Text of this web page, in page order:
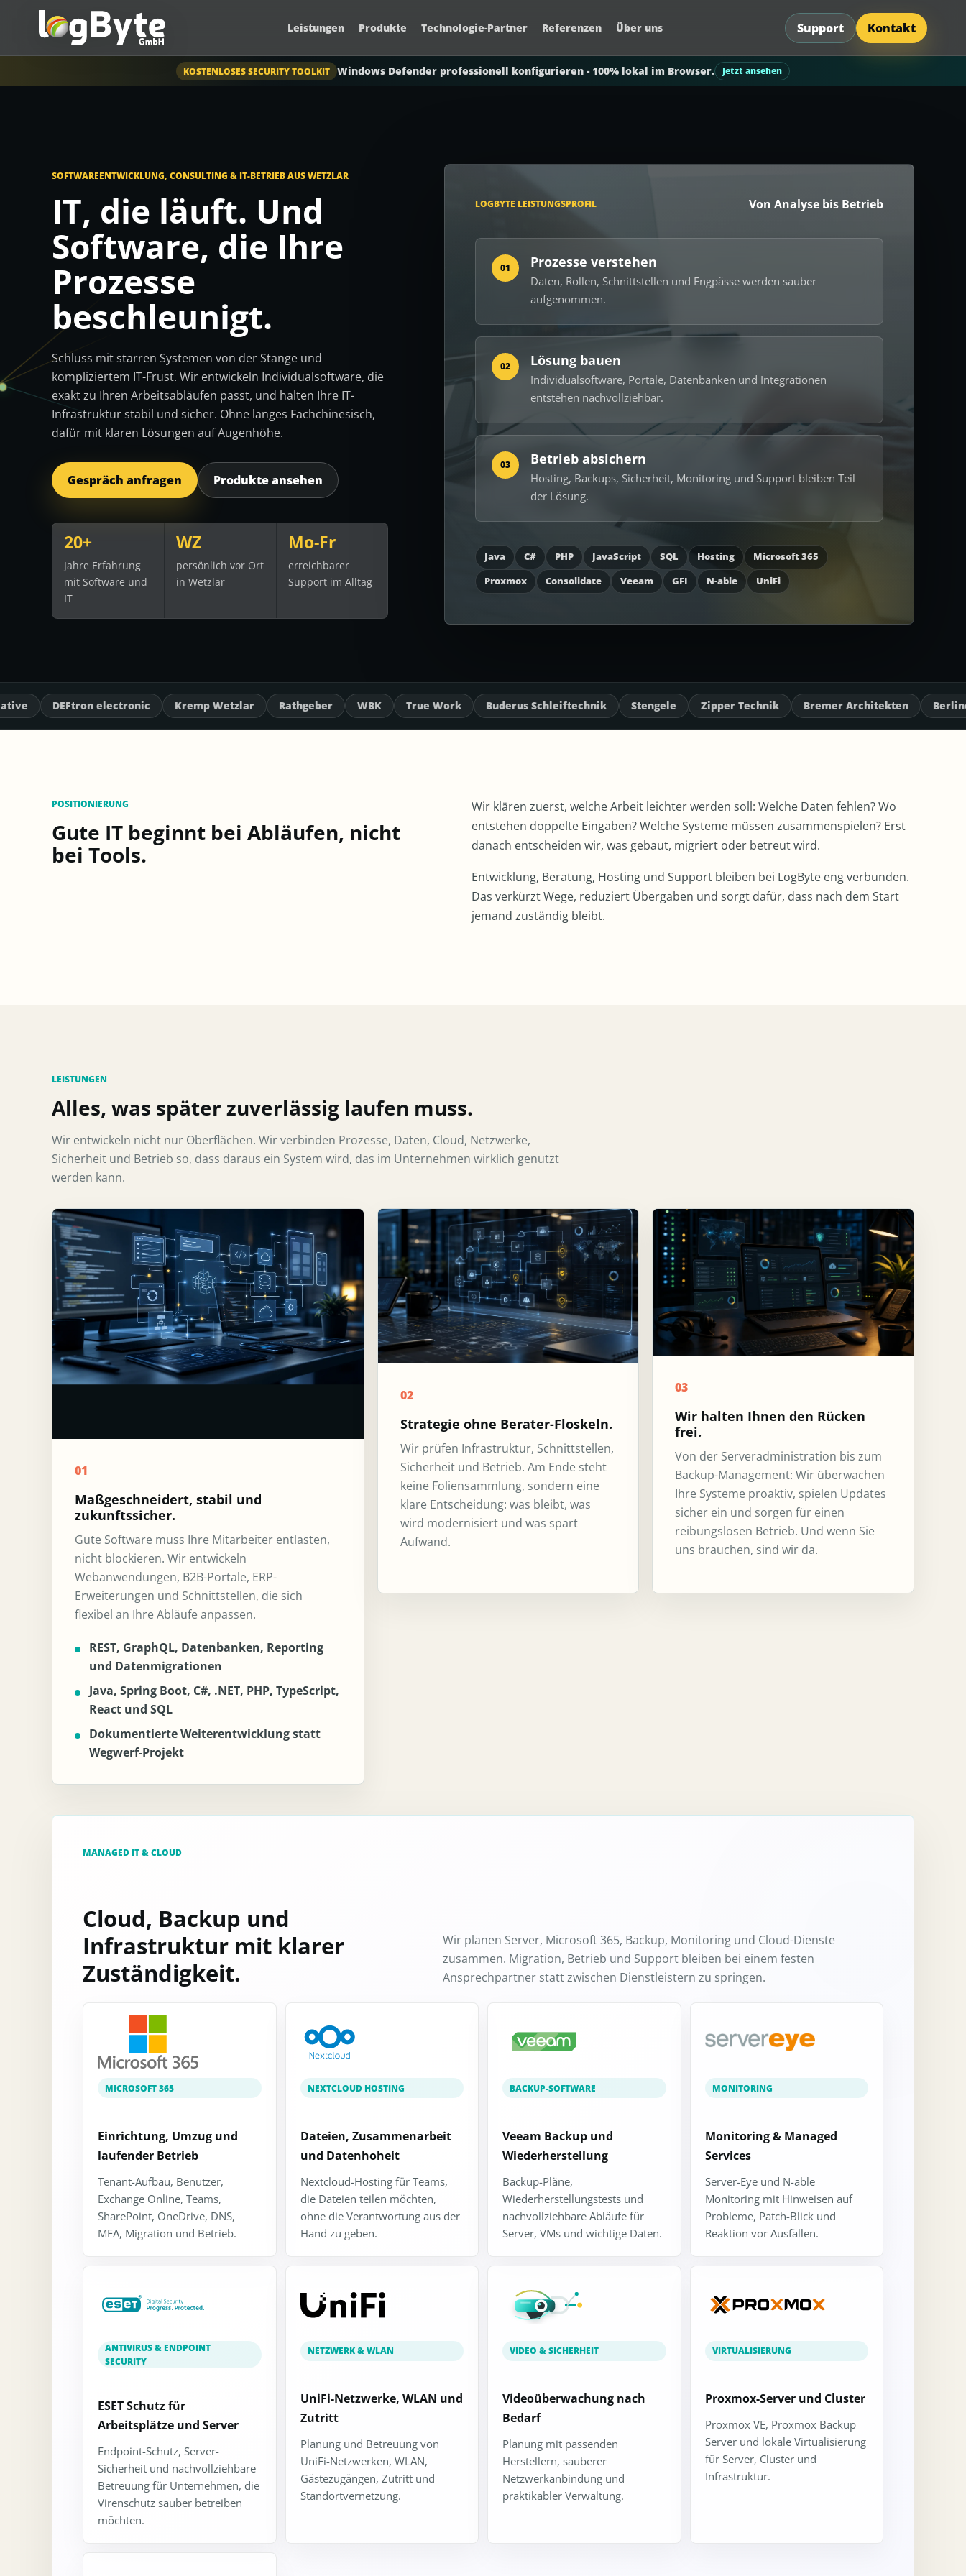
KOSTENLOSES SECURITY TOOLKIT Windows Defender professionell konfigurieren - 100% lokal im Browser. Jetzt ansehen
Leistungen Produkte Technologie-Partner Referenzen Über uns Support Kontakt
SOFTWAREENTWICKLUNG, CONSULTING & IT-BETRIEB AUS WETZLAR
IT, die läuft. Und
Software, die Ihre
Prozesse
beschleunigt.
Schluss mit starren Systemen von der Stange und
kompliziertem IT-Frust. Wir entwickeln Individualsoftware, die
exakt zu Ihren Arbeitsabläufen passt, und halten Ihre IT-
Infrastruktur stabil und sicher. Ohne langes Fachchinesisch,
dafür mit klaren Lösungen auf Augenhöhe.
Gespräch anfragen Produkte ansehen
20+
Jahre Erfahrung
mit Software und
IT
WZ
persönlich vor Ort
in Wetzlar
Mo-Fr
erreichbarer
Support im Alltag
LOGBYTE LEISTUNGSPROFIL Von Analyse bis Betrieb
01 Prozesse verstehen
Daten, Rollen, Schnittstellen und Engpässe werden sauber
aufgenommen.
02 Lösung bauen
Individualsoftware, Portale, Datenbanken und Integrationen
entstehen nachvollziehbar.
03 Betrieb absichern
Hosting, Backups, Sicherheit, Monitoring und Support bleiben Teil
der Lösung.
Java C# PHP JavaScript SQL Hosting
Microsoft 365
Proxmox
Consolidate Veeam GFI N-able UniFi
electronic Kremp Wetzlar Rathgeber WBK True Work Buderus Schleiftechnik Stengele Zipper Technik Bremer Architekten Berliner Fernsehturm
POSITIONIERUNG
Gute IT beginnt bei Abläufen, nicht
bei Tools.
Wir klären zuerst, welche Arbeit leichter werden soll: Welche Daten fehlen? Wo
entstehen doppelte Eingaben? Welche Systeme müssen zusammenspielen? Erst
danach entscheiden wir, was gebaut, migriert oder betreut wird.
Entwicklung, Beratung, Hosting und Support bleiben bei LogByte eng verbunden.
Das verkürzt Wege, reduziert Übergaben und sorgt dafür, dass nach dem Start
jemand zuständig bleibt.
LEISTUNGEN
Alles, was später zuverlässig laufen muss.
Wir entwickeln nicht nur Oberflächen. Wir verbinden Prozesse, Daten, Cloud, Netzwerke,
Sicherheit und Betrieb so, dass daraus ein System wird, das im Unternehmen wirklich genutzt
werden kann.
01
Maßgeschneidert, stabil und
zukunftssicher.
Gute Software muss Ihre Mitarbeiter entlasten,
nicht blockieren. Wir entwickeln
Webanwendungen, B2B-Portale, ERP-
Erweiterungen und Schnittstellen, die sich
flexibel an Ihre Abläufe anpassen.
REST, GraphQL, Datenbanken, Reporting
und Datenmigrationen
Java, Spring Boot, C#, .NET, PHP, TypeScript,
React und SQL
Dokumentierte Weiterentwicklung statt
Wegwerf-Projekt
02
Strategie ohne Berater-Floskeln.
Wir prüfen Infrastruktur, Schnittstellen,
Sicherheit und Betrieb. Am Ende steht
keine Foliensammlung, sondern eine
klare Entscheidung: was bleibt, was
wird modernisiert und was spart
Aufwand.
03
Wir halten Ihnen den Rücken
frei.
Von der Serveradministration bis zum
Backup-Management: Wir überwachen
Ihre Systeme proaktiv, spielen Updates
sicher ein und sorgen für einen
reibungslosen Betrieb. Und wenn Sie
uns brauchen, sind wir da.
MANAGED IT & CLOUD
Cloud, Backup und
Infrastruktur mit klarer
Zuständigkeit.
Wir planen Server, Microsoft 365, Backup, Monitoring und Cloud-Dienste
zusammen. Migration, Betrieb und Support bleiben bei einem festen
Ansprechpartner statt zwischen Dienstleistern zu springen.
MICROSOFT 365
Einrichtung, Umzug und
laufender Betrieb
Tenant-Aufbau, Benutzer,
Exchange Online, Teams,
SharePoint, OneDrive, DNS,
MFA, Migration und Betrieb.
NEXTCLOUD HOSTING
Dateien, Zusammenarbeit
und Datenhoheit
Nextcloud-Hosting für Teams,
die Dateien teilen möchten,
ohne die Verantwortung aus der
Hand zu geben.
BACKUP-SOFTWARE
Veeam Backup und
Wiederherstellung
Backup-Pläne,
Wiederherstellungstests und
nachvollziehbare Abläufe für
Server, VMs und wichtige Daten.
MONITORING
Monitoring & Managed
Services
Server-Eye und N-able
Monitoring mit Hinweisen auf
Probleme, Patch-Blick und
Reaktion vor Ausfällen.
ANTIVIRUS & ENDPOINT
SECURITY
ESET Schutz für
Arbeitsplätze und Server
Endpoint-Schutz, Server-
Sicherheit und nachvollziehbare
Betreuung für Unternehmen, die
Virenschutz sauber betreiben
möchten.
NETZWERK & WLAN
UniFi-Netzwerke, WLAN und
Zutritt
Planung und Betreuung von
UniFi-Netzwerken, WLAN,
Gästezugängen, Zutritt und
Standortvernetzung.
VIDEO & SICHERHEIT
Videoüberwachung nach
Bedarf
Planung mit passenden
Herstellern, sauberer
Netzwerkanbindung und
praktikabler Verwaltung.
VIRTUALISIERUNG
Proxmox-Server und Cluster
Proxmox VE, Proxmox Backup
Server und lokale Virtualisierung
für Server, Cluster und
Infrastruktur.